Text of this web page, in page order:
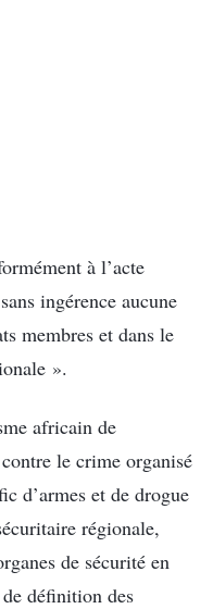
à l’acte
ingérence aucune
membres et dans le
».
africain de
le crime organisé
d’armes et de drogue
régionale,
de sécurité en
définition des